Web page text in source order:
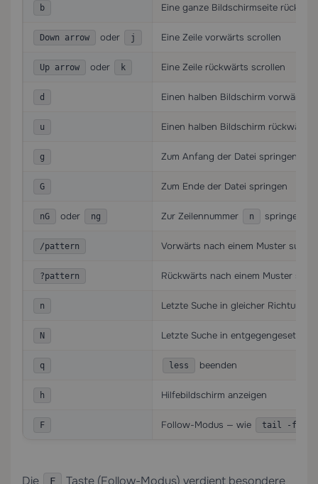
b Eine ganze Bildschirmseite
Down arrow oder j Eine Zeile vorwärts scrollen
Up arrow oder k Eine Zeile rückwärts scrollen
d Einen halben Bildschirm vorwärts
u Einen halben Bildschirm rückwärts
g Zum Anfang der Datei springen
G Zum Ende der Datei springen
nG oder ng Zur Zeilennummer n springen
/pattern Vorwärts nach einem Muster
?pattern Rückwärts nach einem Muster
n Letzte Suche in gleicher Richtung
N Letzte Suche in entgegengesetzter
q less beenden
h Hilfebildschirm anzeigen
F Follow-Modus — wie tail -f
Die F
Taste (Follow-Modus) verdient besondere